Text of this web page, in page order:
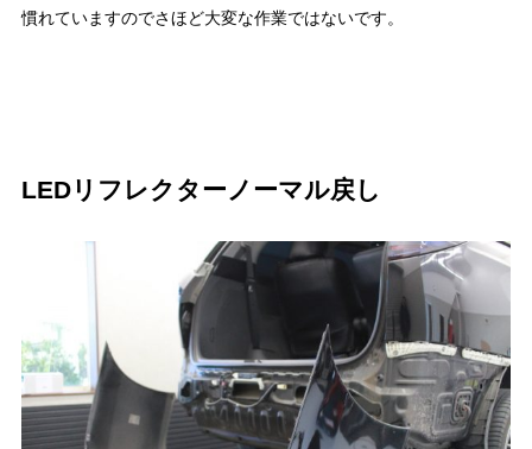
慣れていますのでさほど大変な作業ではないです。
LEDリフレクターノーマル戻し